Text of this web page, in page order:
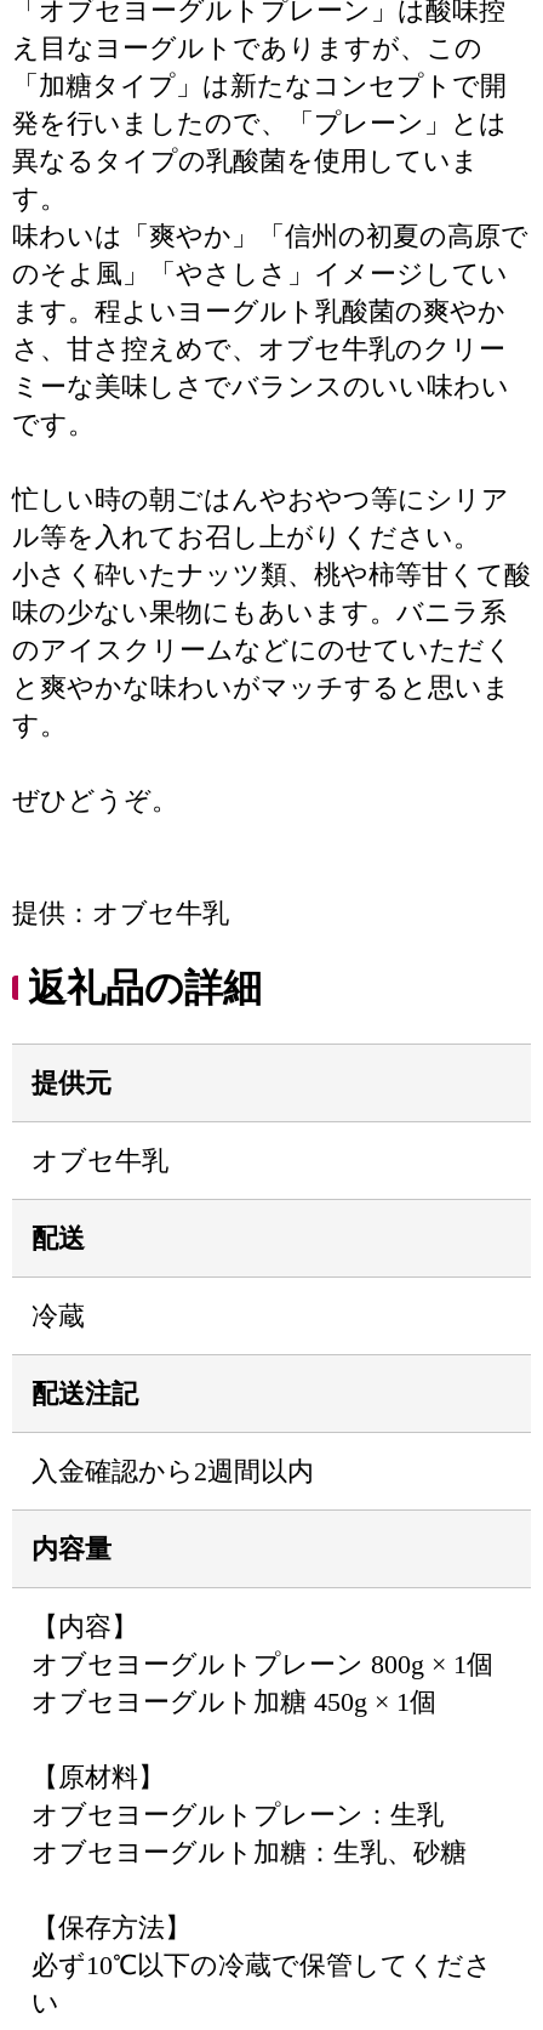
「オブセヨーグルトプレーン」は酸味控
え目なヨーグルトでありますが、この
「加糖タイプ」は新たなコンセプトで開
発を行いましたので、「プレーン」とは
異なるタイプの乳酸菌を使用していま
す。
味わいは「爽やか」「信州の初夏の高原で
のそよ風」「やさしさ」イメージしてい
ます。程よいヨーグルト乳酸菌の爽やか
さ、甘さ控えめで、オブセ牛乳のクリー
ミーな美味しさでバランスのいい味わい
です。
忙しい時の朝ごはんやおやつ等にシリア
ル等を入れてお召し上がりください。
小さく砕いたナッツ類、桃や柿等甘くて酸
味の少ない果物にもあいます。バニラ系
のアイスクリームなどにのせていただく
と爽やかな味わいがマッチすると思いま
す。
ぜひどうぞ。
提供：オブセ牛乳
返礼品の詳細
提供元
オブセ牛乳
配送
冷蔵
配送注記
入金確認から2週間以内
内容量
【内容】
オブセヨーグルトプレーン 800g × 1個
オブセヨーグルト加糖 450g × 1個
【原材料】
オブセヨーグルトプレーン：生乳
オブセヨーグルト加糖：生乳、砂糖
【保存方法】
必ず10℃以下の冷蔵で保管してくださ
い